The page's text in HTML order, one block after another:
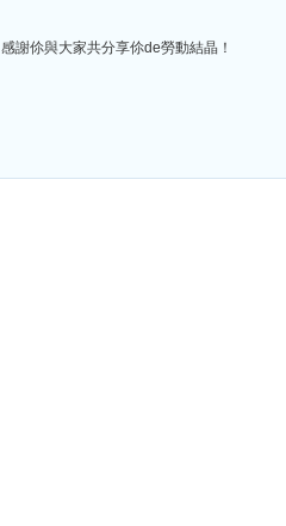
感謝伱與大家共分享伱de勞動結晶！